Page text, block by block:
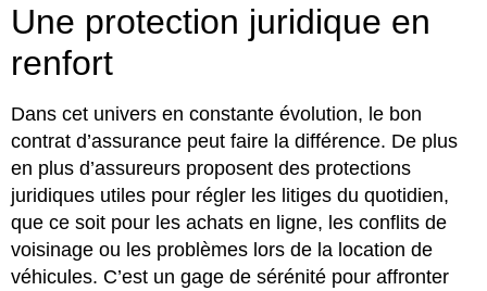
Une protection juridique en
renfort
Dans cet univers en constante évolution, le bon
contrat d’assurance peut faire la différence. De plus
en plus d’assureurs proposent des protections
juridiques utiles pour régler les litiges du quotidien,
que ce soit pour les achats en ligne, les conflits de
voisinage ou les problèmes lors de la location de
véhicules. C’est un gage de sérénité pour affronter